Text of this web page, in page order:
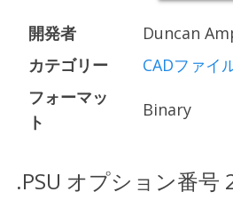
開発者
Duncan
カテゴリー
CADファイ
フォーマッ
ト
Binary
.PSU オプション番号